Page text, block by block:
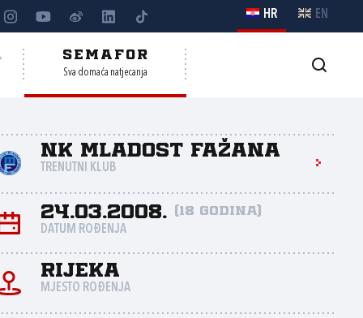
HR EN
SEMAFOR
Sva domaća natjecanja
NK Mladost Fažana
TRENUTNI KLUB
24.03.2008. (18 godina)
DATUM ROĐENJA
Rijeka
MJESTO ROĐENJA